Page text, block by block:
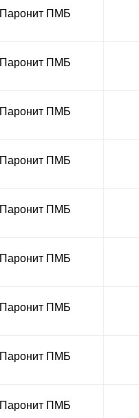
Паронит ПМБ
Паронит ПМБ
Паронит ПМБ
Паронит ПМБ
Паронит ПМБ
Паронит ПМБ
Паронит ПМБ
Паронит ПМБ
Паронит ПМБ